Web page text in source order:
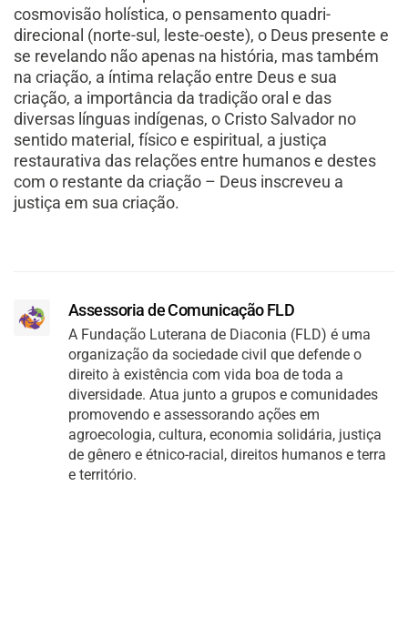
cosmovisão holística, o pensamento quadri-
direcional (norte-sul, leste-oeste), o Deus presente e
se revelando não apenas na história, mas também
na criação, a íntima relação entre Deus e sua
criação, a importância da tradição oral e das
diversas línguas indígenas, o Cristo Salvador no
sentido material, físico e espiritual, a justiça
restaurativa das relações entre humanos e destes
com o restante da criação – Deus inscreveu a
justiça em sua criação.
Assessoria de Comunicação FLD
A Fundação Luterana de Diaconia (FLD) é uma
organização da sociedade civil que defende o
direito à existência com vida boa de toda a
diversidade. Atua junto a grupos e comunidades
promovendo e assessorando ações em
agroecologia, cultura, economia solidária, justiça
de gênero e étnico-racial, direitos humanos e terra
e território.